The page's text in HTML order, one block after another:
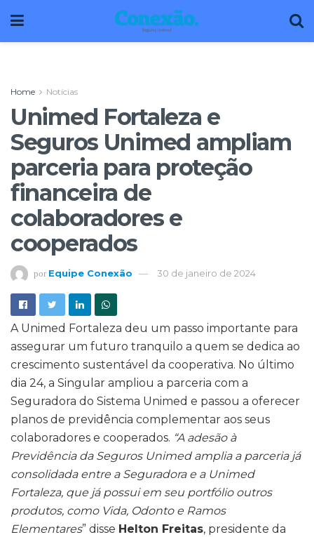
Home Notícias
Unimed Fortaleza e
Seguros Unimed ampliam
parceria para proteção
financeira de
colaboradores e
cooperados
por Equipe Conexão 30 de janeiro de 2024
A Unimed Fortaleza deu um passo importante para
assegurar um futuro tranquilo a quem se dedica ao
crescimento sustentável da cooperativa. No último
dia 24, a Singular ampliou a parceria com a
Seguradora do Sistema Unimed e passou a oferecer
planos de previdência complementar aos seus
colaboradores e cooperados. “A adesão à
Previdência da Seguros Unimed amplia a parceria já
consolidada entre a Seguradora e a Unimed
Fortaleza, que já possui em seu portfólio outros
produtos, como Vida, Odonto e Ramos
Elementares” disse Helton Freitas, presidente da